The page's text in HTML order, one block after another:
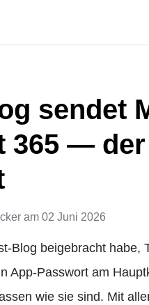
sendet
365 — der
am02 Juni 2026
Blog beigebracht habe,
App-Passwort am
wie sie sind. Mit